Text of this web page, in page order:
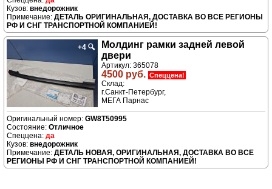
внедорожник
ДЕТАЛЬ ОРИГИНАЛЬНАЯ, ДОСТАВКА ВО ВСЕ РЕГИОНЫ
РФ И СНГ ТРАНСПОРТНОЙ КОМПАНИЕЙ!
+4 🔍
Молдинг рамки задней левой
двери
Артикул: 365078
4500 руб. Спеццена!
Склад:
г.Санкт-Петербург,
МЕГА Парнас
GW8T50995
Отличное
да
внедорожник
ДЕТАЛЬ НОВАЯ, ОРИГИНАЛЬНАЯ, ДОСТАВКА ВО ВСЕ
РЕГИОНЫ РФ И СНГ ТРАНСПОРТНОЙ КОМПАНИЕЙ!